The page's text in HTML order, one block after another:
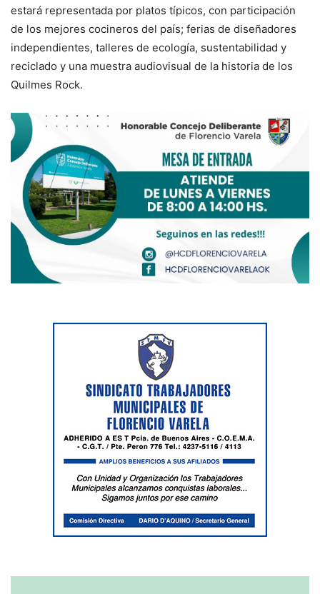
estará representada por platos típicos, con participación
de los mejores cocineros del país; ferias de diseñadores
independientes, talleres de ecología, sustentabilidad y
reciclado y una muestra audiovisual de la historia de los
Quilmes Rock.